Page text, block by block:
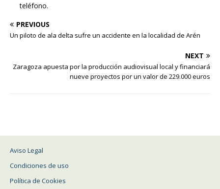
teléfono.
PREVIOUS
Un piloto de ala delta sufre un accidente en la localidad de Arén
NEXT
Zaragoza apuesta por la producción audiovisual local y financiará
nueve proyectos por un valor de 229.000 euros
Aviso Legal
Condiciones de uso
Política de Cookies